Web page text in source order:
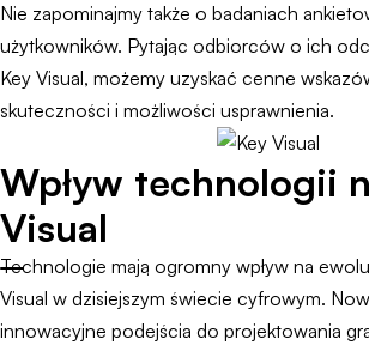
Nie zapominajmy także o badaniach
użytkowników. Pytając odbiorców o ich
Key Visual, możemy uzyskać cenne
skuteczności i możliwości usprawnienia.
Wpływ technologii
Visual
Technologie mają ogromny wpływ na
Visual w dzisiejszym świecie cyfrowym.
innowacyjne podejścia do projektowania